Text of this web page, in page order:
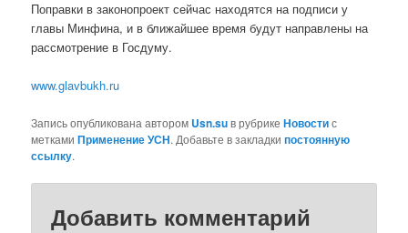
Поправки в законопроект сейчас находятся на подписи у
главы Минфина, и в ближайшее время будут направлены на
рассмотрение в Госдуму.
www.glavbukh.ru
Запись опубликована автором Usn.suв рубрикеНовостис
меткамиПрименение УСН. Добавьте в закладкипостоянную
ссылку.
Добавить комментарий